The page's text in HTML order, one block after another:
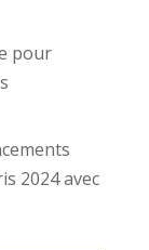
pour
2024 avec